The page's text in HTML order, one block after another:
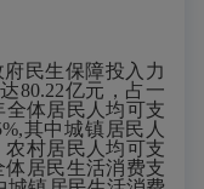
府民生保障投入力
80.22亿元，占一
全体居民人均可支
%,其中城镇居民人
农村居民人均可支
体居民生活消费支